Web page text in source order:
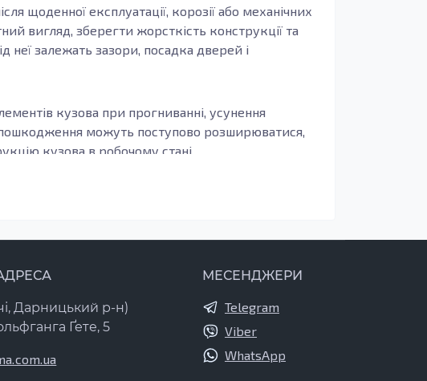
щоденної експлуатації, корозії або механічних
вигляд, зберегти жорсткість конструкції та
неї залежать зазори, посадка дверей і
кузова при прогниванні, усунення
пошкодження можуть поступово розширюватися,
кузова в робочому стані.
Важливо, щоб деталь повторювала заводські
встановлення важливо виконати ґрунтування,
зони з сусідніми елементами кузова. Вони
Заміна потрібна після ДТП або при корозії в
Дарницький р-н)
Ґете, 5
МЕСЕНДЖЕРИ
Telegram
Viber
WhatsApp